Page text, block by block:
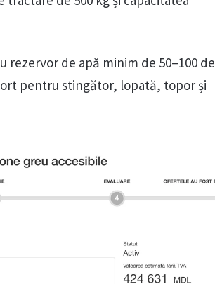
rezervor de apă minim de 50–100 de
pentru stingător, lopată, topor și